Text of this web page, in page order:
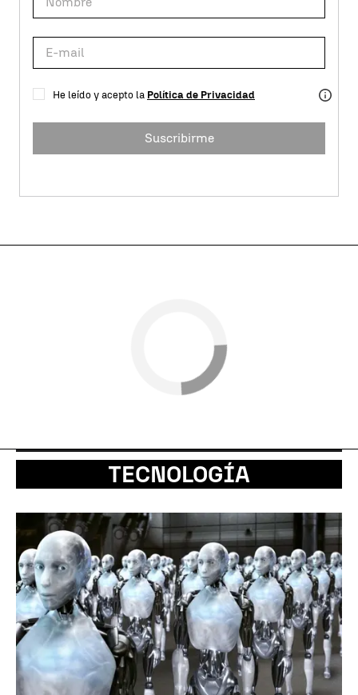
He leído y acepto la Política de Privacidad
Suscribirme
TECNOLOGÍA